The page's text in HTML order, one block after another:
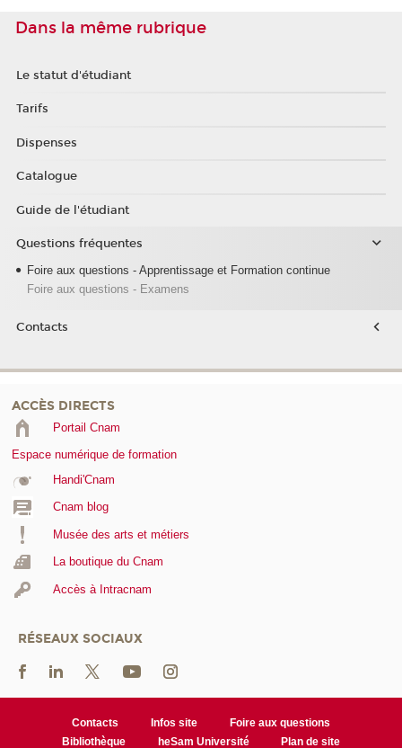
Dans la même rubrique
Le statut d'étudiant
Tarifs
Dispenses
Catalogue
Guide de l'étudiant
Questions fréquentes
Foire aux questions - Apprentissage et Formation continue
Foire aux questions - Examens
Contacts
ACCÈS DIRECTS
Portail Cnam
Espace numérique de formation
Handi'Cnam
Cnam blog
Musée des arts et métiers
La boutique du Cnam
Accès à Intracnam
RÉSEAUX SOCIAUX
Contacts Infos site
Foire aux questions
Bibliothèque
heSam Université Plan de site